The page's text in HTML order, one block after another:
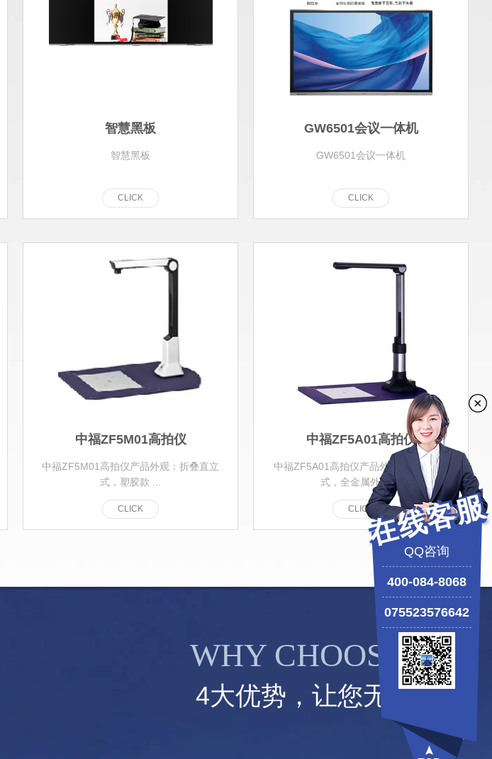
智慧黑板
智慧黑板
C L C K
GW6501会议一体机
GW6501会议一体机
C L C K
中福ZF5M01高拍仪
中福ZF5M01高拍仪产品外观：折叠直立
C L C K
中福ZF5A01高拍仪
中福ZF5A01高拍仪产品外观：折叠直立
式，全金属外壳 ...
C L C
WHY CHOOSE US?
4大优势，让您无忧选择
在线客服
QQ咨询
400-084-8068
075523576642